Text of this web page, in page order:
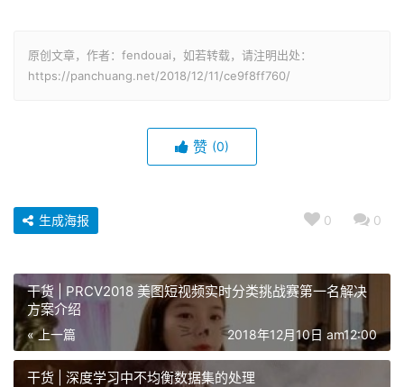
原创文章，作者：fendouai，如若转载，请注明出处：
https://panchuang.net/2018/12/11/ce9f8ff760/
赞 (0)
0 0
生成海报
干货 | PRCV2018 美图短视频实时分类挑战赛第一名解决
方案介绍
« 上一篇 2018年12月10日 am12:00
干货 | 深度学习中不均衡数据集的处理